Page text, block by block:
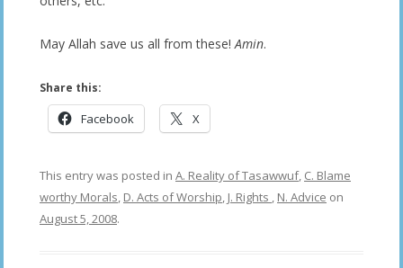
May Allah save us all from these! Amin.
Share this:
Facebook X
This entry was posted in A. Reality of Tasawwuf, C. Blame
worthy Morals D. Acts of Worship J. Rights N. Advice on
August 5, 2008.